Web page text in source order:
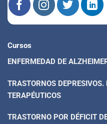
Cursos
ENFERMEDAD DE
TRASTORNOS
TERAPÉUTICOS
TRASTORNO POR DÉFICIT